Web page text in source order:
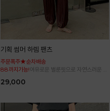
기획 썸머 하렘 팬츠
주문폭주★순차배송
88까지가능!여유로운 벌룬핏으로 자연스러운 체
29,000